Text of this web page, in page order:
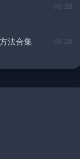
06-28
法合集 06-28